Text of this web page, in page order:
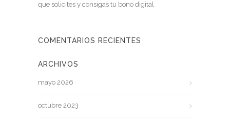
que solicites y consigas tu bono digital
COMENTARIOS RECIENTES
ARCHIVOS
mayo 2026
octubre 2023